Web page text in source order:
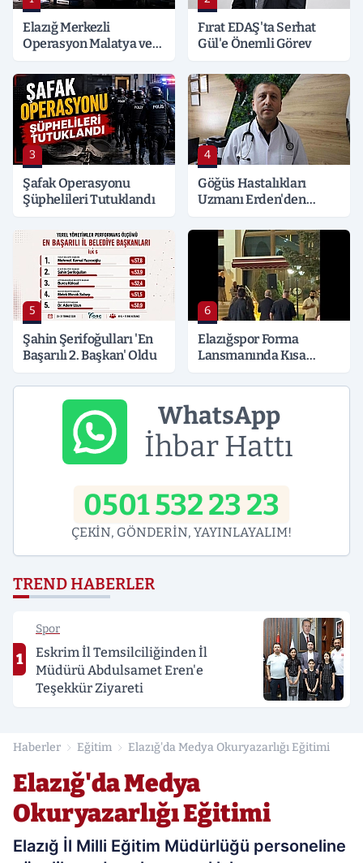
Elazığ Merkezli
Operasyon Malatya ve
Detaylar Merak Konusu
Fırat EDAŞ'ta Serhat
Gül'e Önemli Görev
3
Şafak Operasyonu
Şüphelileri Tutuklandı
4
Göğüs Hastalıkları
Uzmanı Erden'den
5
Şahin Şerifoğulları 'En
Başarılı 2. Başkan' Oldu
6
Elazığspor Forma
Lansmanında Kısa
WhatsApp
İhbar Hattı
0501 532 23 23
ÇEKİN, GÖNDERİN, YAYINLAYALIM!
TREND HABERLER
1
Spor
Eskrim İl Temsilciliğinden İl
Müdürü Abdulsamet Eren'e
Teşekkür Ziyareti
Haberler Eğitim Elazığ'da Medya Okuryazarlığı Eğitimi
Elazığ'da Medya
Okuryazarlığı Eğitimi
Elazığ İl Milli Eğitim Müdürlüğü personeline